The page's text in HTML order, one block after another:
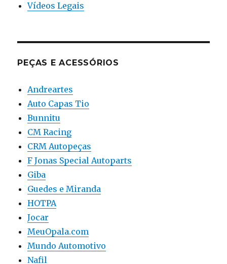
Vídeos Legais
PEÇAS E ACESSÓRIOS
Andreartes
Auto Capas Tio
Bunnitu
CM Racing
CRM Autopeças
F Jonas Special Autoparts
Giba
Guedes e Miranda
HOTPA
Jocar
MeuOpala.com
Mundo Automotivo
Nafil